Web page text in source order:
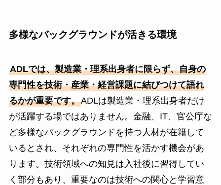
多様なバックグラウンドが活きる環境
ADLでは、製造業・理系出身者に限らず、自身の
専門性を技術・産業・経営課題に結びつけて語れ
るかが重要です。ADLは製造業・理系出身者だけ
が活躍する場ではありません。金融、IT、官公庁な
ど多様なバックグラウンドを持つ人材が在籍して
いるとされ、それぞれの専門性を活かす機会があ
ります。技術領域への知見は入社後に習得してい
く部分もあり、重要なのは技術への関心と学習意